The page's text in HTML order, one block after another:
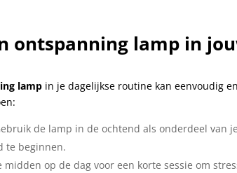
ontspanning lamp in
lamp in je dagelijkse routine kan eenvoudig
de lamp in de ochtend als onderdeel van
te beginnen.
midden op de dag voor een korte sessie om